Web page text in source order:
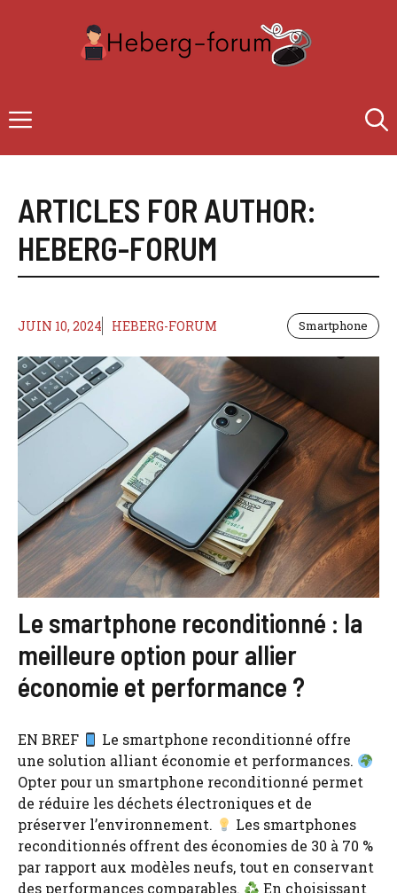
Menu
ARTICLES FOR AUTHOR:
HEBERG-FORUM
JUIN 10, 2024 HEBERG-FORUM Smartphone
Le smartphone reconditionné : la
meilleure option pour allier
économie et performance ?
EN BREF
Le smartphone reconditionné offre
une solution alliant économie et performances.
Opter pour un smartphone reconditionné permet
de réduire les déchets électroniques et de
préserver l’environnement.
Les smartphones
reconditionnés offrent des économies de 30 à 70 %
par rapport aux modèles neufs, tout en conservant
des performances comparables.
En choisissant